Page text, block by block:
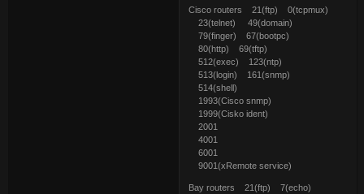
Cisco routers 21(ftp) 0(tcpmux)
23(telnet) 49(domain)
79(finger) 67(bootpc)
80(http) 69(tftp)
512(exec) 123(ntp)
513(login) 161(snmp)
514(shell)
1993(Cisco snmp)
1999(Cisko ident)
2001
4001
6001
9001(xRemote service)
Bay routers 21(ftp) 7(echo)